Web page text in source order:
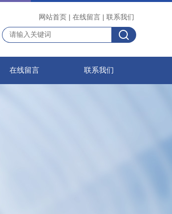
网站首页 | 在线留言 | 联系我们
在线留言 联系我们